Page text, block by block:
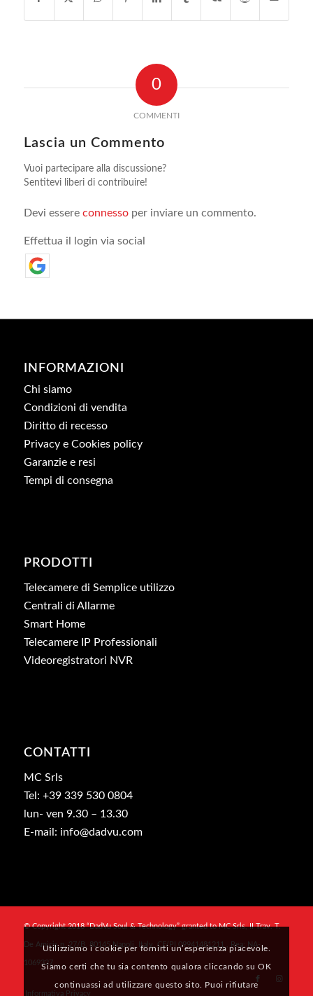
0
COMMENTI
Lascia un Commento
Vuoi partecipare alla discussione?
Sentitevi liberi di contribuire!
Devi essere connessoper inviare un commento.
Effettua il login via social
INFORMAZIONI
Chi siamo
Condizioni di vendita
Diritto di recesso
Privacy e Cookies policy
Garanzie e resi
Tempi di consegna
PRODOTTI
Telecamere di Semplice utilizzo
Centrali di Allarme
Smart Home
Telecamere IP Professionali
Videoregistratori NVR
CONTATTI
MC Srls
Tel: +39 339 530 0804
lun- ven 9.30 – 13.30
E-mail: info@dadvu.com
© Copyright 2018 “DadVu Soul & Technology” granted to MC Srls, II Trav. T.
De Amicis n. 27/B, 80145 Napoli, Italy, CF/PI 09941481211 , Rea: NA-
1069327
Informativa Privacy
Utilizziamo i cookie per fornirti un’esperienza piacevole.
Siamo certi che tu sia contento qualora cliccando su OK
continuassi ad utilizzare questo sito. Puoi rifiutare